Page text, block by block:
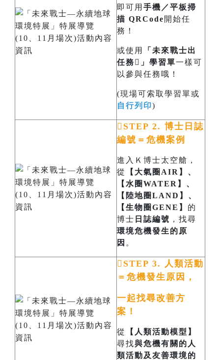
即可用 手機／平板掃
描 QRCode 開始任
務！
或使用
「未來戰士出
任務」學習單一樣可
以參與任務哦！
(現場可索取學習單或
自行列印)
STEP 2. 博士日誌
編號＝危機案例
進入Ｋ博士太空艙，
從
【大氣圈AIR】、
【水圈WATER】、
【陸地圈LAND】、
【生物圈GENE】 的
博士 日誌編號 ，找尋
環境危機發生的原
因 。
 STEP 3. 人類活動
＝危機發生原因，
一起找尋改善方
案！
從
【人類活動模型】
尋找與危機有關的人
類活動及友善環境的